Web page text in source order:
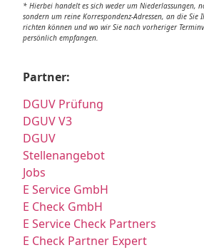
* Hierbei handelt es sich weder um Niederlassungen,
sondern um reine Korrespondenz-Adressen, an die Sie
richten können und wo wir Sie nach vorheriger
persönlich empfangen.
Partner:
DGUV Prüfung
DGUV V3
DGUV
Stellenangebot
Jobs
E Service GmbH
E Check GmbH
E Service Check Partners
E Check Partner Expert